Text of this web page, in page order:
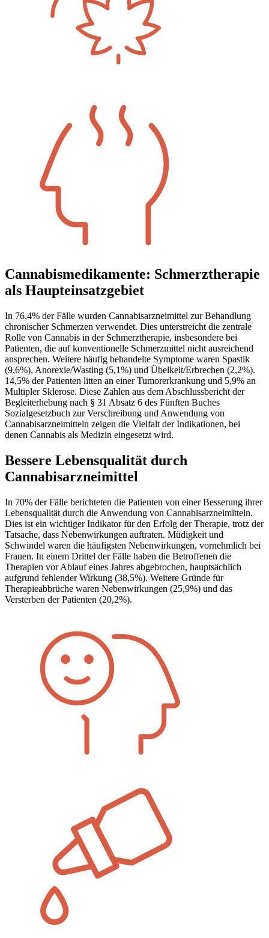
Cannabismedikamente: Schmerztherapie
als Haupteinsatzgebiet
In 76,4% der Fälle wurden Cannabisarzneimittel zur Behandlung
chronischer Schmerzen verwendet. Dies unterstreicht die zentrale
Rolle von Cannabis in der Schmerztherapie, insbesondere bei
Patienten, die auf konventionelle Schmerzmittel nicht ausreichend
ansprechen. Weitere häufig behandelte Symptome waren Spastik
(9,6%), Anorexie/Wasting (5,1%) und Übelkeit/Erbrechen (2,2%).
14,5% der Patienten litten an einer Tumorerkrankung und 5,9% an
Multipler Sklerose. Diese Zahlen aus dem Abschlussbericht der
Begleiterhebung nach § 31 Absatz 6 des Fünften Buches
Sozialgesetzbuch zur Verschreibung und Anwendung von
Cannabisarzneimitteln zeigen die Vielfalt der Indikationen, bei
denen Cannabis als Medizin eingesetzt wird.
Bessere Lebensqualität durch
Cannabisarzneimittel
In 70% der Fälle berichteten die Patienten von einer Besserung ihrer
Lebensqualität durch die Anwendung von Cannabisarzneimitteln.
Dies ist ein wichtiger Indikator für den Erfolg der Therapie, trotz der
Tatsache, dass Nebenwirkungen auftraten. Müdigkeit und
Schwindel waren die häufigsten Nebenwirkungen, vornehmlich bei
Frauen. In einem Drittel der Fälle haben die Betroffenen die
Therapien vor Ablauf eines Jahres abgebrochen, hauptsächlich
aufgrund fehlender Wirkung (38,5%). Weitere Gründe für
Therapieabbrüche waren Nebenwirkungen (25,9%) und das
Versterben der Patienten (20,2%).